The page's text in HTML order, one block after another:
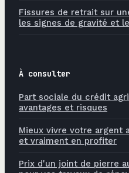
Fissures de retrait sur
les signes de gravité et
À consulter
Part sociale du crédit
avantages et risques
Mieux vivre votre argent
et vraiment en profiter
Prix d'un joint de pierre